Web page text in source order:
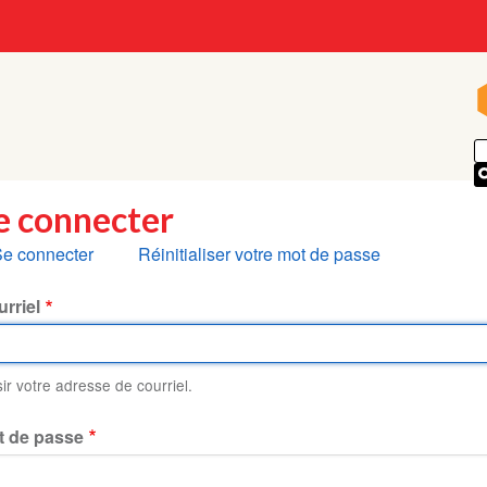
connecter
connecter Réinitialiser votre mot de passe
votre adresse de courriel.
de passe